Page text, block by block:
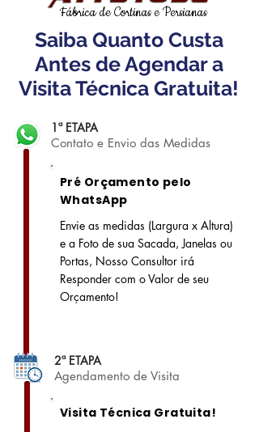
Fábrica de Cortinas e Persianas
Saiba Quanto Custa
Antes de Agendar a
Visita Técnica Gratuita!
1ª ETAPA
Contato e Envio das Medidas
Pré Orçamento pelo
WhatsApp
Envie as medidas (Largura x Altura)
e a Foto de sua Sacada, Janelas ou
Portas, Nosso Consultor irá
Responder com o Valor de seu
Orçamento!
2ª ETAPA
Agendamento de Visita
Visita Técnica Gratuita!